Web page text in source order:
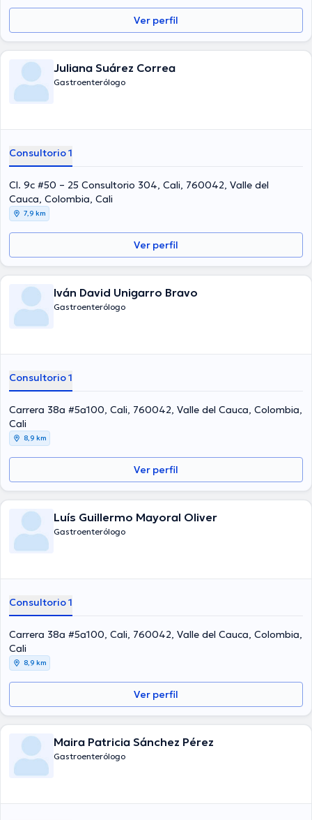
Ver perfil
Juliana Suárez Correa
Gastroenterólogo
Consultorio 1
Cl. 9c #50 – 25 Consultorio 304, Cali, 760042, Valle del
Cauca, Colombia, Cali
7,9 km
Ver perfil
Iván David Unigarro Bravo
Gastroenterólogo
Consultorio 1
Carrera 38a #5a100, Cali, 760042, Valle del Cauca, Colombia,
Cali
8,9 km
Ver perfil
Luís Guillermo Mayoral Oliver
Gastroenterólogo
Consultorio 1
Carrera 38a #5a100, Cali, 760042, Valle del Cauca, Colombia,
Cali
8,9 km
Ver perfil
Maira Patricia Sánchez Pérez
Gastroenterólogo